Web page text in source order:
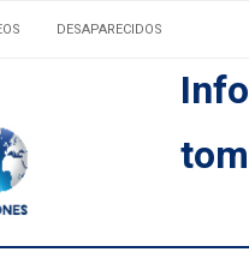
DESAPARECIDOS